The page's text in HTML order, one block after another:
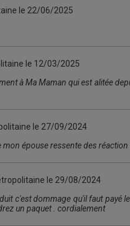
le 22/06/2025
le 12/03/2025
à Ma Maman qui est alitée
le 27/09/2024
épouse ressente des
le 29/08/2024
c'est dommage qu'il faut payé
un paquet . cordialement